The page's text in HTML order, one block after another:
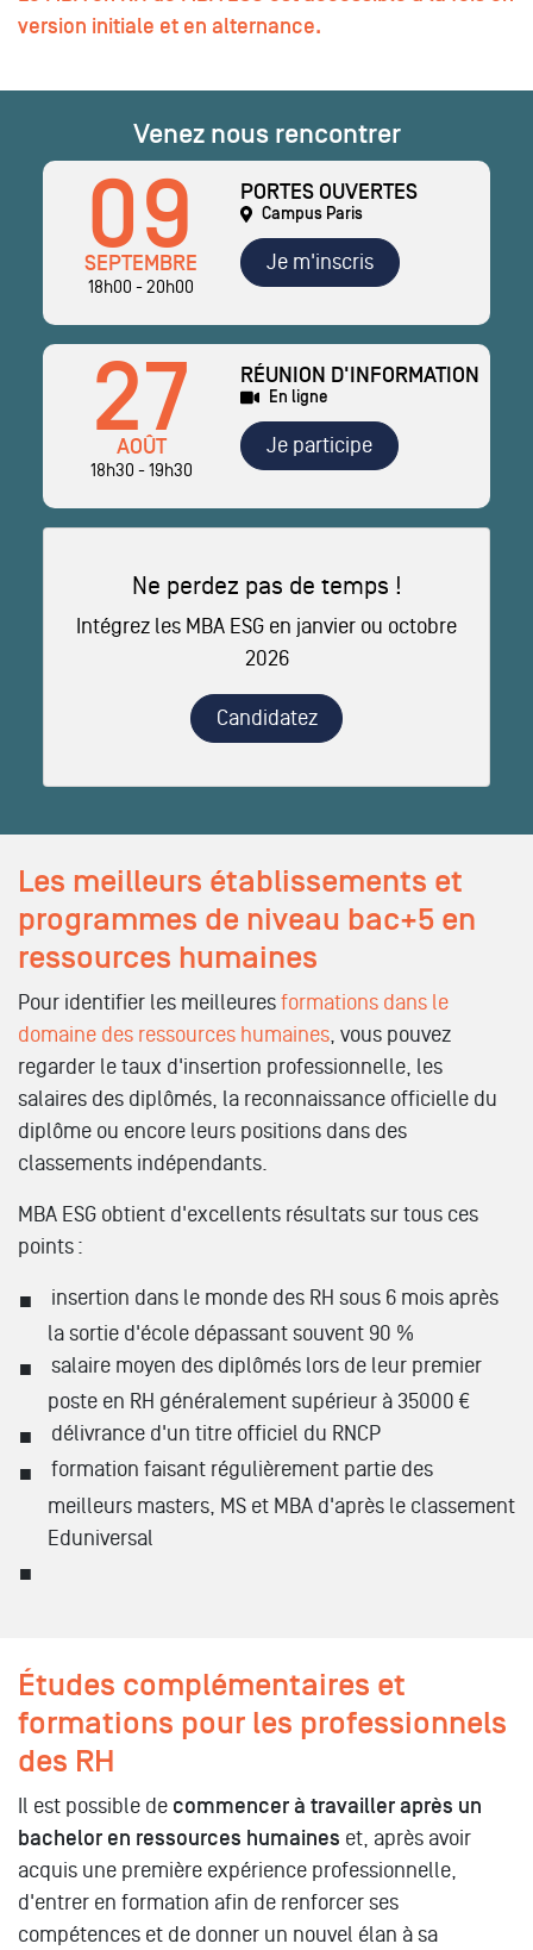
version initiale et en alternance.
Venez nous rencontrer
09
SEPTEMBRE
18h00 - 20h00
PORTES OUVERTES
Campus Paris
Je m'inscris
27
AOÛT
18h30 - 19h30
RÉUNION D'INFORMATION
En ligne
Je participe
Ne perdez pas de temps !
Intégrez les MBA ESG en janvier ou octobre
2026
Candidatez
Les meilleurs établissements et
programmes de niveau bac+5 en
ressources humaines
Pour identifier les meilleures formations dans le
domaine des ressources humaines , vous pouvez
regarder le taux d'insertion professionnelle, les
salaires des diplômés, la reconnaissance officielle du
diplôme ou encore leurs positions dans des
classements indépendants.
MBA ESG obtient d'excellents résultats sur tous ces
points :
insertion dans le monde des RH sous 6 mois après
la sortie d'école dépassant souvent 90 %
salaire moyen des diplômés lors de leur premier
poste en RH généralement supérieur à 35000 €
délivrance d'un titre officiel du RNCP
formation faisant régulièrement partie des
meilleurs masters, MS et MBA d'après le classement
Eduniversal
Études complémentaires et
formations pour les professionnels
des RH
Il est possible de commencer à travailler après un
bachelor en ressources humaines et, après avoir
acquis une première expérience professionnelle,
d'entrer en formation afin de renforcer ses
compétences et de donner un nouvel élan à sa